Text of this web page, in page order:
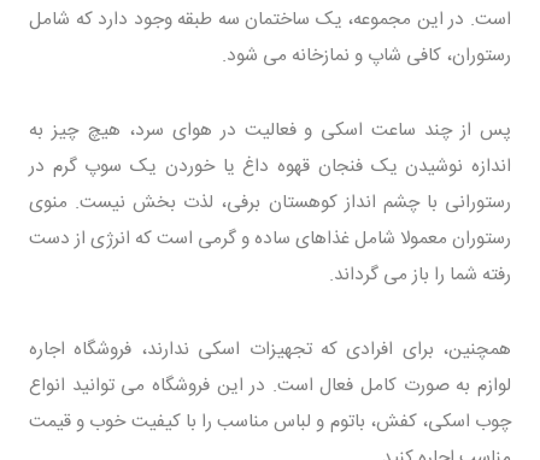
است. در این مجموعه، یک ساختمان سه طبقه وجود دارد که شامل
رستوران، کافی شاپ و نمازخانه می شود.
پس از چند ساعت اسکی و فعالیت در هوای سرد، هیچ چیز به
اندازه نوشیدن یک فنجان قهوه داغ یا خوردن یک سوپ گرم در
رستورانی با چشم انداز کوهستان برفی، لذت بخش نیست. منوی
رستوران معمولا شامل غذاهای ساده و گرمی است که انرژی از دست
رفته شما را باز می گرداند.
همچنین، برای افرادی که تجهیزات اسکی ندارند، فروشگاه اجاره
لوازم به صورت کامل فعال است. در این فروشگاه می توانید انواع
چوب اسکی، کفش، باتوم و لباس مناسب را با کیفیت خوب و قیمت